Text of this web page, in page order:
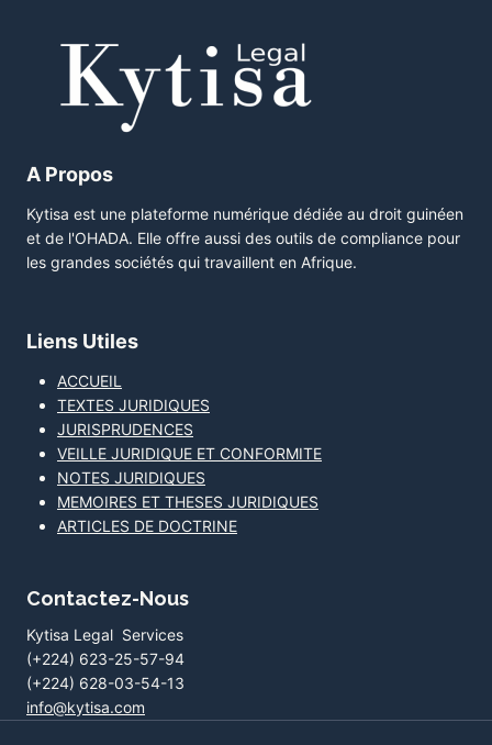
A Propos
Kytisa est une plateforme numérique dédiée au droit guinéen
et de l'OHADA. Elle offre aussi des outils de compliance pour
les grandes sociétés qui travaillent en Afrique.
Liens Utiles
ACCUEIL
TEXTES JURIDIQUES
JURISPRUDENCES
VEILLE JURIDIQUE ET CONFORMITE
NOTES JURIDIQUES
MEMOIRES ET THESES JURIDIQUES
ARTICLES DE DOCTRINE
Contactez-Nous
Kytisa Legal Services
(+224) 623-25-57-94
(+224) 628-03-54-13
info@kytisa.com